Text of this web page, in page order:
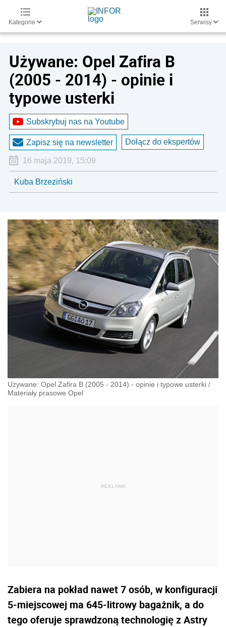
Kategorie Serwisy
Używane: Opel Zafira B
(2005 - 2014) - opinie i
typowe usterki
Subskrybuj nas na Youtube
Zapisz się na newsletter Dołącz do ekspertów
16 maja 2019, 15:09
Kuba Brzeziński
Używane: Opel Zafira B (2005 - 2014) - opinie i typowe usterki /
Materiały prasowe Opel
Zabiera na pokład nawet 7 osób, w konfiguracji
5-miejscowej ma 645-litrowy bagażnik, a do
tego oferuje sprawdzoną technologię z Astry